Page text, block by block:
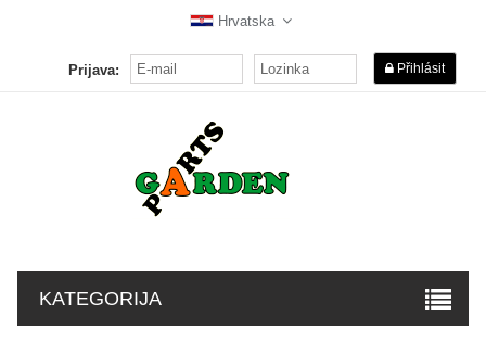
Hrvatska
Prijava: Přihlásit
KATEGORIJA